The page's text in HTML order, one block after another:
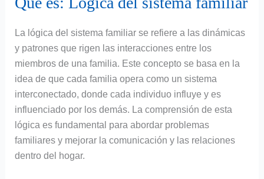
La lógica del sistema familiar se refiere a las dinámicas
y patrones que rigen las interacciones entre los
miembros de una familia. Este concepto se basa en la
idea de que cada familia opera como un sistema
interconectado, donde cada individuo influye y es
influenciado por los demás. La comprensión de esta
lógica es fundamental para abordar problemas
familiares y mejorar la comunicación y las relaciones
dentro del hogar.